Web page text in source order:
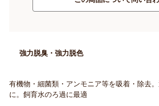
強力脱臭・強力脱色
有機物・細菌類・アンモニア等を吸着・除去
に。飼育水のろ過に最適